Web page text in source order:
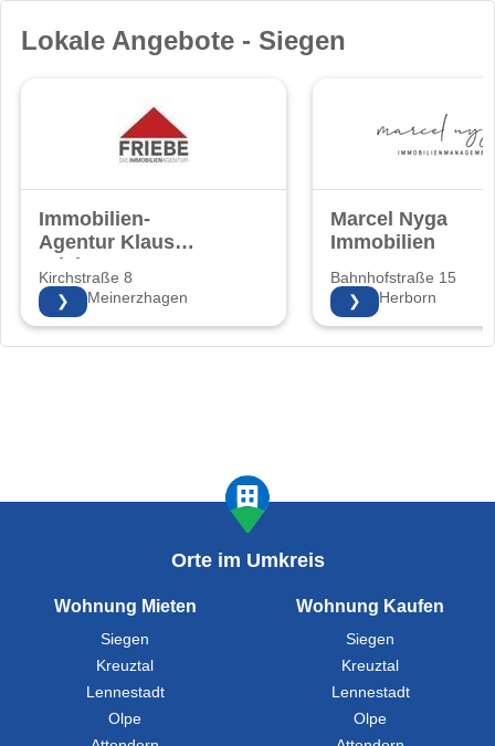
Lokale Angebote - Siegen
Immobilien-
Agentur Klaus
Friebe
Kirchstraße 8
58540 Meinerzhagen
❯
Marcel Nyga
Immobilien
Bahnhofstraße 15
35745 Herborn
❯
Orte im Umkreis
Wohnung Mieten
Siegen
Kreuztal
Lennestadt
Olpe
Wohnung Kaufen
Siegen
Kreuztal
Lennestadt
Olpe